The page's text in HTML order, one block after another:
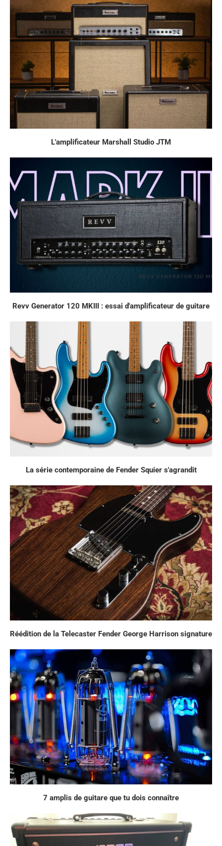
L'amplificateur Marshall Studio JTM
Revv Generator 120 MKIII : essai d'amplificateur de guitare
La série contemporaine de Fender Squier s'agrandit
Réédition de la Telecaster Fender George Harrison signature
7 amplis de guitare que tu dois connaître